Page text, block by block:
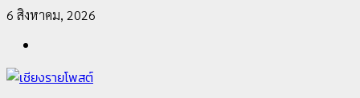
Skip
content
6 สิงหาคม, 2026